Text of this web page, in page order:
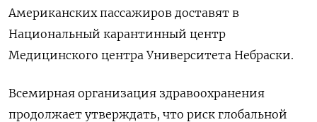
Американских пассажиров доставят в
Национальный карантинный центр
Медицинского центра Университета Небраски.
Всемирная организация здравоохранения
продолжает утверждать, что риск глобальной